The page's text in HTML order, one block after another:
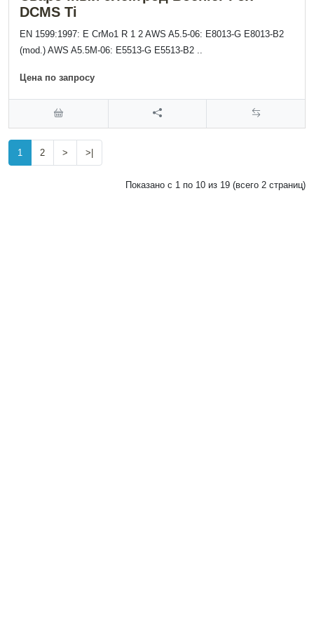
DCMS Ti
EN 1599:1997: E CrMo1 R 1 2 AWS A5.5-06: E8013-G E8013-B2
(mod.) AWS A5.5M-06: E5513-G E5513-B2 ..
Цена по запросу
1 2 > >|
Показано с 1 по 10 из 19 (всего 2 страниц)